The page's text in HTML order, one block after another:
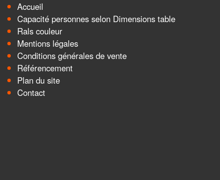
Accueil
Capacité personnes selon Dimensions table
Rals couleur
Mentions légales
Conditions générales de vente
Référencement
Plan du site
Contact